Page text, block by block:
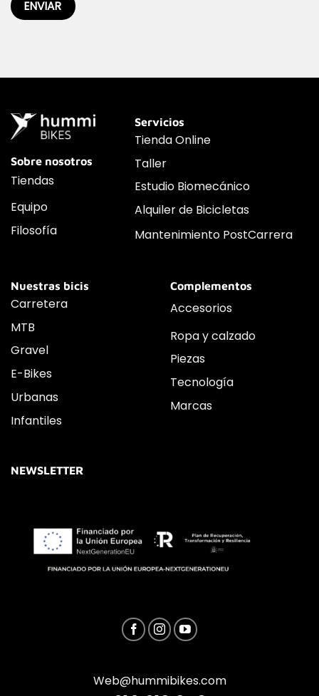
Sobre nosotros
Tiendas
Equipo
Filosofía
Servicios
Tienda Online
Taller
Estudio Biomecánico
Alquiler de Bicicletas
Mantenimiento PostCarrera
Nuestras bicis
Carretera
MTB
Gravel
E-Bikes
Urbanas
Infantiles
Complementos
Accesorios
Ropa y calzado
Piezas
Tecnología
Marcas
NEWSLETTER
Web@hummibikes.com